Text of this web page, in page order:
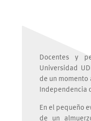
Docentes y
Universidad
de un momento
Independencia
En el pequeño
de un